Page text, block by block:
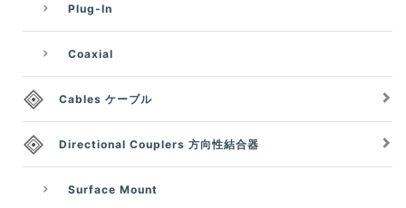
Plug-In
Coaxial
Cables ケーブル
Directional Couplers 方向性結合器
Surface Mount